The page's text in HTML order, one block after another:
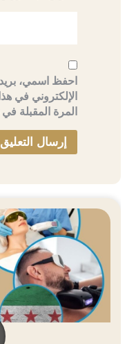
احفظ اسمي،
الإلكتروني في
المرة المقبلة